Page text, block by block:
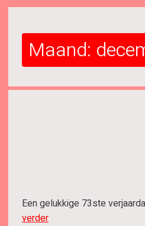
Maand:
Een gelukkige 73ste
verder